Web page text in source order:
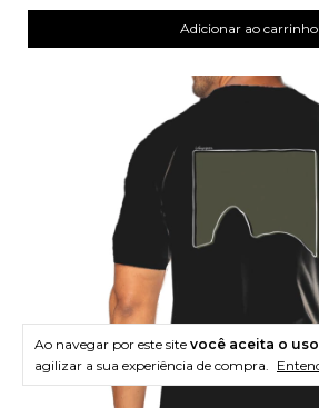
Ao navegar por este site você aceita o
agilizar a sua experiência de compra.